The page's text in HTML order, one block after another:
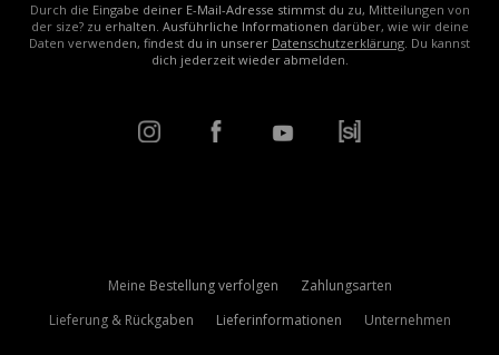
Durch die Eingabe deiner E-Mail-Adresse stimmst du zu, Mitteilungen von
der size? zu erhalten. Ausführliche Informationen darüber, wie wir deine
Daten verwenden, findest du in unserer Datenschutzerklärung. Du kannst
dich jederzeit wieder abmelden.
Meine Bestellung verfolgen
Zahlungsarten
Lieferung & Rückgaben
Lieferinformationen Unternehmen